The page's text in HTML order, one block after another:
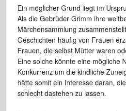
Ein möglicher Grund liegt im
Als die Gebrüder Grimm ihre
Märchensammlung
Geschichten häufig von Frauen
Frauen, die selbst Mütter waren
Eine solche könnte eine mögliche
Konkurrenz um die kindliche
hätte somit ein Interesse daran,
schlecht dastehen zu lassen.